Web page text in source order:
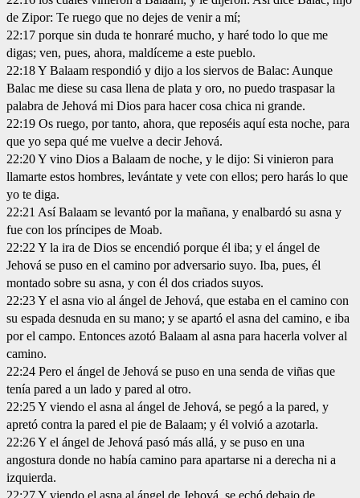
de Zipor: Te ruego que no dejes de venir a mí;
22:17 porque sin duda te honraré mucho, y haré todo lo que me
digas; ven, pues, ahora, maldíceme a este pueblo.
22:18 Y Balaam respondió y dijo a los siervos de Balac: Aunque
Balac me diese su casa llena de plata y oro, no puedo traspasar la
palabra de Jehová mi Dios para hacer cosa chica ni grande.
22:19 Os ruego, por tanto, ahora, que reposéis aquí esta noche, para
que yo sepa qué me vuelve a decir Jehová.
22:20 Y vino Dios a Balaam de noche, y le dijo: Si vinieron para
llamarte estos hombres, levántate y vete con ellos; pero harás lo que
yo te diga.
22:21 Así Balaam se levantó por la mañana, y enalbardó su asna y
fue con los príncipes de Moab.
22:22 Y la ira de Dios se encendió porque él iba; y el ángel de
Jehová se puso en el camino por adversario suyo. Iba, pues, él
montado sobre su asna, y con él dos criados suyos.
22:23 Y el asna vio al ángel de Jehová, que estaba en el camino con
su espada desnuda en su mano; y se apartó el asna del camino, e iba
por el campo. Entonces azotó Balaam al asna para hacerla volver al
camino.
22:24 Pero el ángel de Jehová se puso en una senda de viñas que
tenía pared a un lado y pared al otro.
22:25 Y viendo el asna al ángel de Jehová, se pegó a la pared, y
apretó contra la pared el pie de Balaam; y él volvió a azotarla.
22:26 Y el ángel de Jehová pasó más allá, y se puso en una
angostura donde no había camino para apartarse ni a derecha ni a
izquierda.
22:27 Y viendo el asna al ángel de Jehová, se echó debajo de